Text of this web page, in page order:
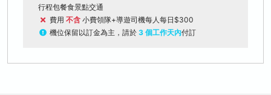
行程包餐食景點交通
費用 不含 小費領隊+導遊司機每人每日$300
機位保留以訂金為主，請於 3 個工作天內付訂